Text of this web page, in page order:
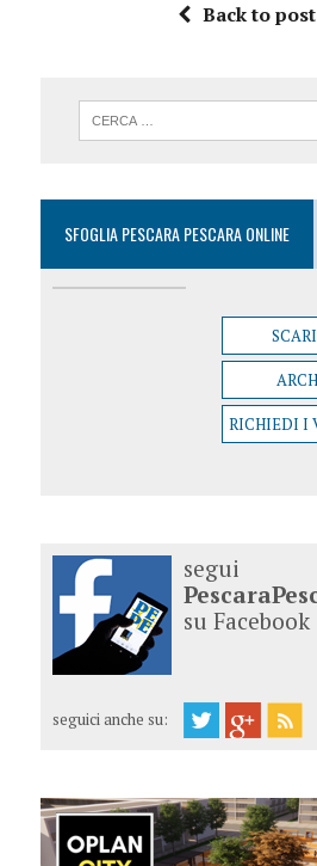
Back to post
SFOGLIA PESCARA PESCARA ONLINE
RICHIEDI I
segui
su Facebook
seguici anche su: